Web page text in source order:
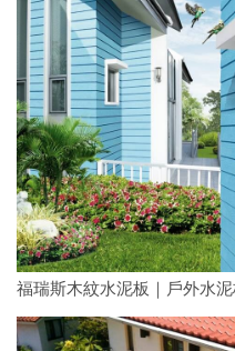
福瑞斯木紋水泥板｜戶外水